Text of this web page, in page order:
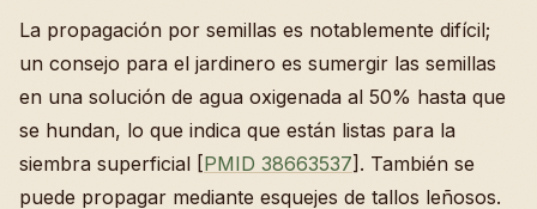
La propagación por semillas es notablemente difícil;
un consejo para el jardinero es sumergir las semillas
en una solución de agua oxigenada al 50% hasta que
se hundan, lo que indica que están listas para la
siembra superficial [PMID 38663537]. También se
puede propagar mediante esquejes de tallos leñosos.